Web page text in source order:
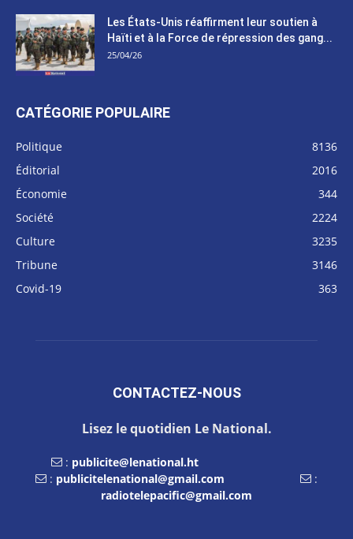
Les États-Unis réaffirment leur soutien à
Haïti et à la Force de répression des gang...
25/04/26
CATÉGORIE POPULAIRE
Politique
8136
Éditorial
2016
Économie
344
Société
2224
Culture
3235
Tribune
3146
Covid-19
363
CONTACTEZ-NOUS
Lisez le quotidien Le National.
: publicite@lenational.ht
: publicitelenational@gmail.com
:
radiotelepacific@gmail.com